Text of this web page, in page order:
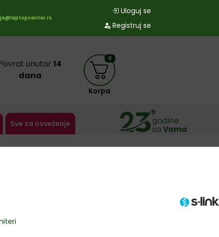
Uloguj se
Registruj se
unutar14
dana
0
Korpa
Sve za osveženje